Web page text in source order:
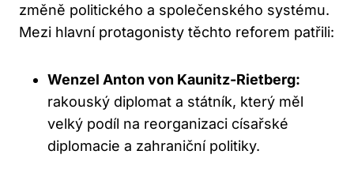
změně politického a společenského systému.
Mezi hlavní protagonisty těchto reforem patřili:
Wenzel Anton von Kaunitz-Rietberg:
rakouský diplomat a státník, který měl
velký podíl na reorganizaci císařské
diplomacie a zahraniční politiky.